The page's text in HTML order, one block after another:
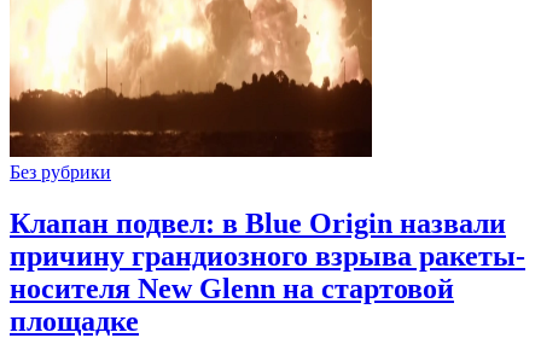
Без рубрики
Клапан подвел: в Blue Origin назвали
причину грандиозного взрыва ракеты-
носителя New Glenn на стартовой
площадке